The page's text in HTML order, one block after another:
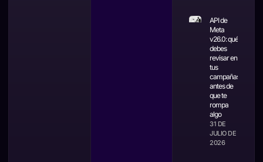
API de
Meta
v26.0: qué
debes
revisar en
tus
campañas
antes de
que te
rompa
algo
31 DE
JULIO DE
2026